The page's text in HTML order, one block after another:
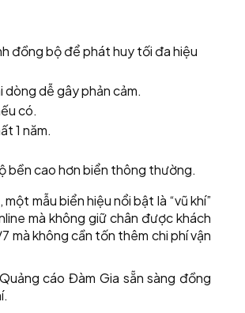
đồng bộ để phát huy tối đa hiệu
dòng dễ gây phản cảm.
có.
1 năm.
bền cao hơn biển thông thường.
mẫu biển hiệu nổi bật là “vũ khí”
mà không giữ chân được khách
mà không cần tốn thêm chi phí vận
cáo Đàm Gia sẵn sàng đồng